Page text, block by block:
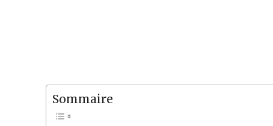
Sommaire